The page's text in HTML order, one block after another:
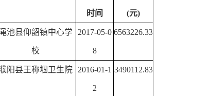
时间 (元)
池县仰韶镇中心学
校
2017-05-0
8
6563226.33
阳县王称堌卫生院 2016-01-1
2
3490112.83